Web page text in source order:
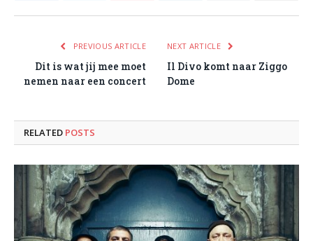
PREVIOUS ARTICLE
Dit is wat jij mee moet
nemen naar een concert
NEXT ARTICLE
Il Divo komt naar Ziggo
Dome
RELATED POSTS